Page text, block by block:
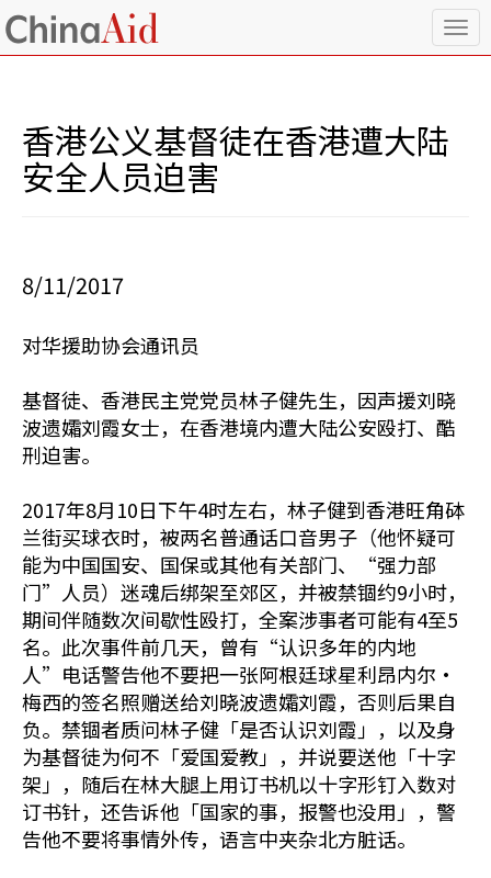
T
o
香港公义基督徒在香港遭大陆
安全人员迫害
8/11/2017
对华援助协会通讯员
基督徒、香港民主党党员林子健先生，因声援刘晓
波遗孀刘霞女士，在香港境内遭大陆公安殴打、酷
刑迫害。
2017年8月10日下午4时左右，林子健到香港旺角砵
兰街买球衣时，被两名普通话口音男子（他怀疑可
能为中国国安、国保或其他有关部门、“强力部
门”人员）迷魂后绑架至郊区，并被禁锢约9小时，
期间伴随数次间歇性殴打，全案涉事者可能有4至5
名。此次事件前几天，曾有“认识多年的内地
人”电话警告他不要把一张阿根廷球星利昂内尔·
梅西的签名照赠送给刘晓波遗孀刘霞，否则后果自
负。禁锢者质问林子健「是否认识刘霞」，以及身
为基督徒为何不「爱国爱教」，并说要送他「十字
架」，随后在林大腿上用订书机以十字形钉入数对
订书针，还告诉他「国家的事，报警也没用」，警
告他不要将事情外传，语言中夹杂北方脏话。